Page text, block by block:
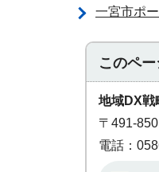
一宮市ポ
このペ
地域DX戦
〒491-
電話：